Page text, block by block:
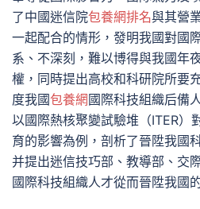
了中國迷信院包養網排名與其營
一起配合的情形，發明我國對國
系、不深刻，難以博得與我國年
權，同時提出高校和科研院所要
度我國包養網 國際科技組織后備
以國際熱核聚變試驗堆（ITER）
育的影響為例，剖析了晉陞我國
并提出迷信技巧部、教導部、交
國際科技組織人才從而晉陞我國